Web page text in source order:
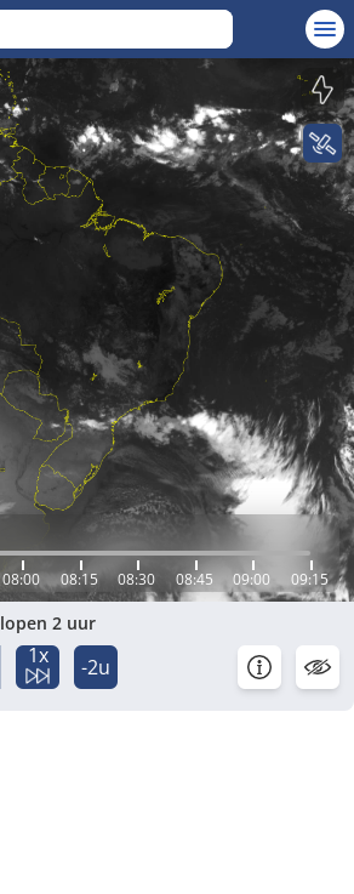
08:00 08:15 08:30 08:45 09:00 09:15
2 uur
1x -2u